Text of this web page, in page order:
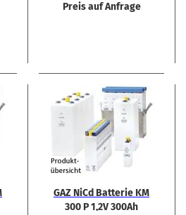
Preis auf Anfrage
GAZ NiCd Bat­te­rie KM
300 P 1,2V 300Ah